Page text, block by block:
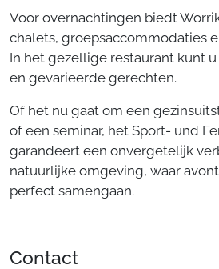
Voor overnachtingen biedt
chalets, groepsaccommodaties
In het gezellige restaurant kunt
en gevarieerde gerechten.
Of het nu gaat om een
of een seminar, het Sport- und
garandeert een onvergetelijk
natuurlijke omgeving, waar
perfect samengaan.
Contact